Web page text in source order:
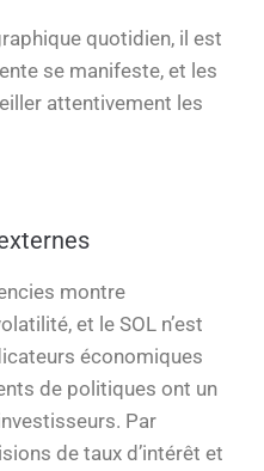
quotidien, il est
se manifeste, et les
attentivement les
montre
et le SOL n’est
économiques
de politiques ont un
Par
de taux d’intérêt et